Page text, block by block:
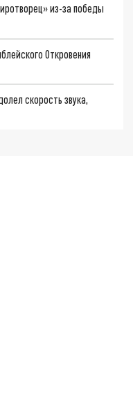
из-за победы
Откровения
скорость звука,